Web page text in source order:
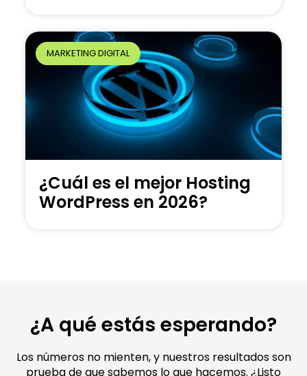
MARKETING DIGITAL
¿Cuál es el mejor Hosting
WordPress en 2026?
¿A qué estás esperando?
Los números no mienten, y nuestros resultados son
prueba de que sabemos lo que hacemos. ¿Listo